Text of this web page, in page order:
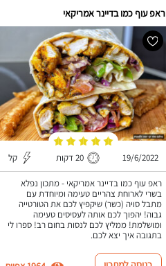
ראפ עוף כמו בדיינר אמריקאי
19/6/2022 20 דקות קל
ראפ עוף כמו בדיינר אמריקאי - מתכון נפלא
בשרי לארוחת צהריים טעימה ומיוחדת עם
מתבל סויה (כשר) שיקפיץ לכם את הטורטייה
גבוה! יהפוך לכם אותה לעסיסים טעימה
ומושלמת! ממליץ לכם לנסות בחום רב! ספרו לי
בתגובה איך יצא לכם.